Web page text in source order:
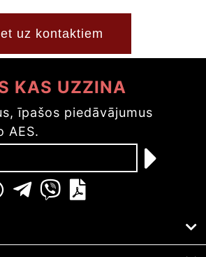
uz kontaktiem
KAS UZZINA
īpašos piedāvājumus
AES.